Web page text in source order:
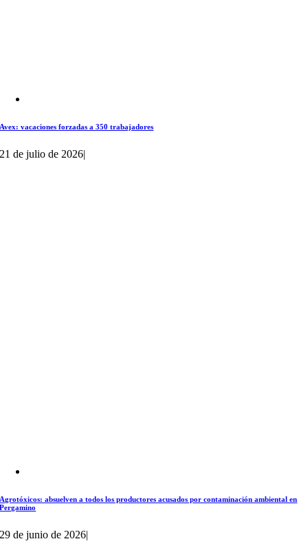
Avex: vacaciones forzadas a 350 trabajadores
21 de julio de 2026|
Agrotóxicos: absuelven a todos los productores acusados por contaminación ambiental en
Pergamino
29 de junio de 2026|